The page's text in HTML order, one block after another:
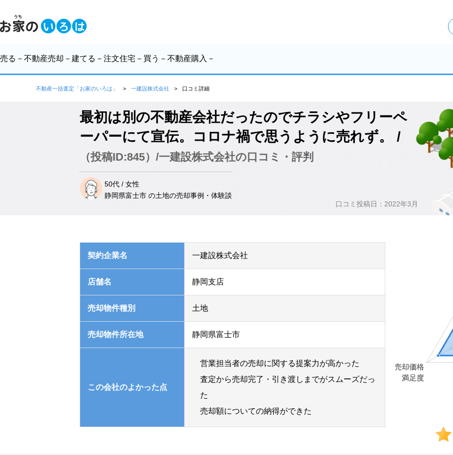
売る －不動産売却－ 建てる －注文住宅－ 買う －不動産購入－
不動産一括査定「お家のいろは」 一建設株式会社 口コミ詳細
最初は別の不動産会社だったのでチラシやフリーペ
ーパーにて宣伝。コロナ禍で思うように売れず。 /
（投稿ID:845）/一建設株式会社の口コミ・評判
50代 / 女性
静岡県富士市 の土地の売却事例・体験談
口コミ投稿日：2022年3月
契約企業名 一建設株式会社
店舗名 静岡支店
売却物件種別 土地
売却物件所在地 静岡県富士市
この会社のよかった点
営業担当者の売却に関する提案力が高かった
査定から売却完了・引き渡しまでがスムーズだっ
た
売却額についての納得ができた